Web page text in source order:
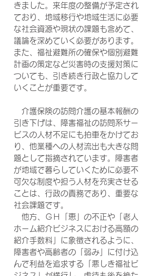
きました。来年度の整備が予定され
ており、地域移行や地域生活に必要
な社会資源や現状の課題も含めて、
議論を深めていく必要があります。
また、福祉避難所の確保や個別避難
計画の策定など災害時の支援対策に
ついても、引き続き行政と協力して
いくことが重要です。
介護保険の訪問介護の基本報酬の
引き下げは、障害福祉の訪問系サー
ビスの人材不足にも拍車をかけてお
り、他業種への人材流出も大きな問
題として指摘されています。障害者
が地域で暮らしていくために必要不
可欠な制度や担う人材を充実させる
ことは、行政の責務であり、重要な
社会課題です。
他方、ＧＨ「恵」の不正や「老人
ホーム紹介ビジネスにおける高額の
紹介手数料」に象徴されるように、
障害者や高齢者の「弱み」に付け込
んで利益を追求する「悪しき福祉ビ